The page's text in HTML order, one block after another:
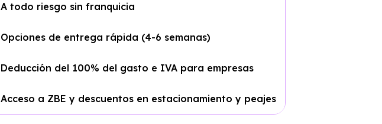
A todo riesgo sin franquicia
Opciones de entrega rápida (4-6 semanas)
Deducción del 100% del gasto e IVA para empresas
Acceso a ZBE y descuentos en estacionamiento y peajes